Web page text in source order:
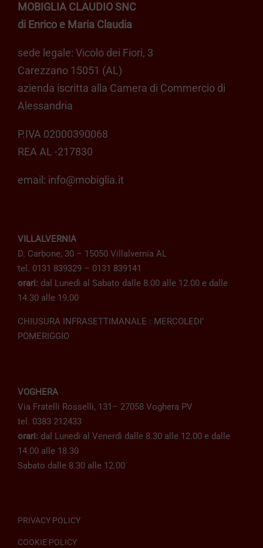
MOBIGLIA CLAUDIO SNC
di Enrico e Maria Claudia
sede legale: Vicolo dei Fiori, 3
Carezzano 15051 (AL)
azienda iscritta alla Camera di Commercio di
Alessandria
P.IVA 02000390068
REA AL -217830
email: info@mobiglia.it
VILLALVERNIA
D. Carbone, 30 – 15050 Villalvernia AL
tel. 0131 839329 – 0131 839141
orari: dal Lunedì al Sabato dalle 8.00 alle 12.00 e dalle
14.30 alle 19.00
CHIUSURA INFRASETTIMANALE : MERCOLEDI’
POMERIGGIO
VOGHERA
Via Fratelli Rosselli, 131– 27058 Voghera PV
tel. 0383 212433
orari: dal Lunedì al Venerdì dalle 8.30 alle 12.00 e dalle
14.00 alle 18.30
Sabato dalle 8.30 alle 12.00
PRIVACY POLICY
COOKIE POLICY